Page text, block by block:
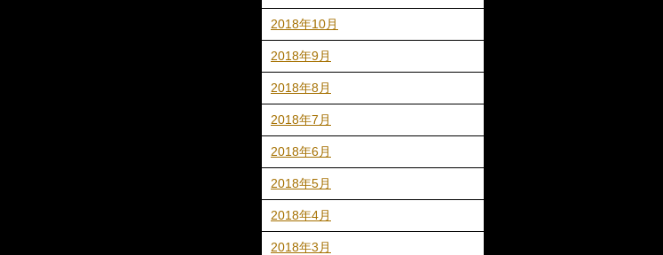
2018年10月
2018年9月
2018年8月
2018年7月
2018年6月
2018年5月
2018年4月
2018年3月